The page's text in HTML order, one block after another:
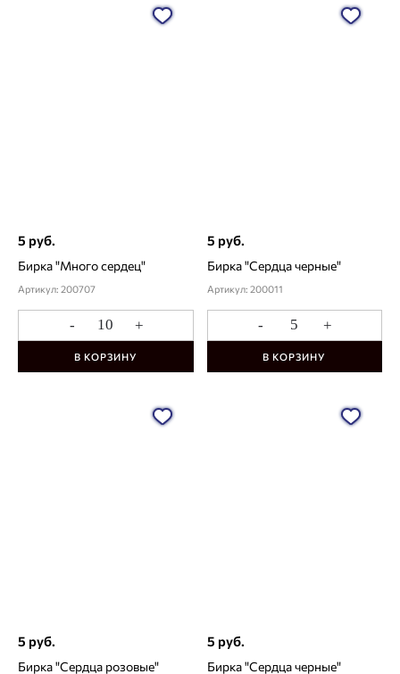
5 руб.
Бирка "Много сердец"
Артикул: 200707
- +
В КОРЗИНУ
5 руб.
Бирка "Сердца черные"
Артикул: 200011
- +
В КОРЗИНУ
5 руб.
Бирка "Сердца розовые"
5 руб.
Бирка "Сердца черные"